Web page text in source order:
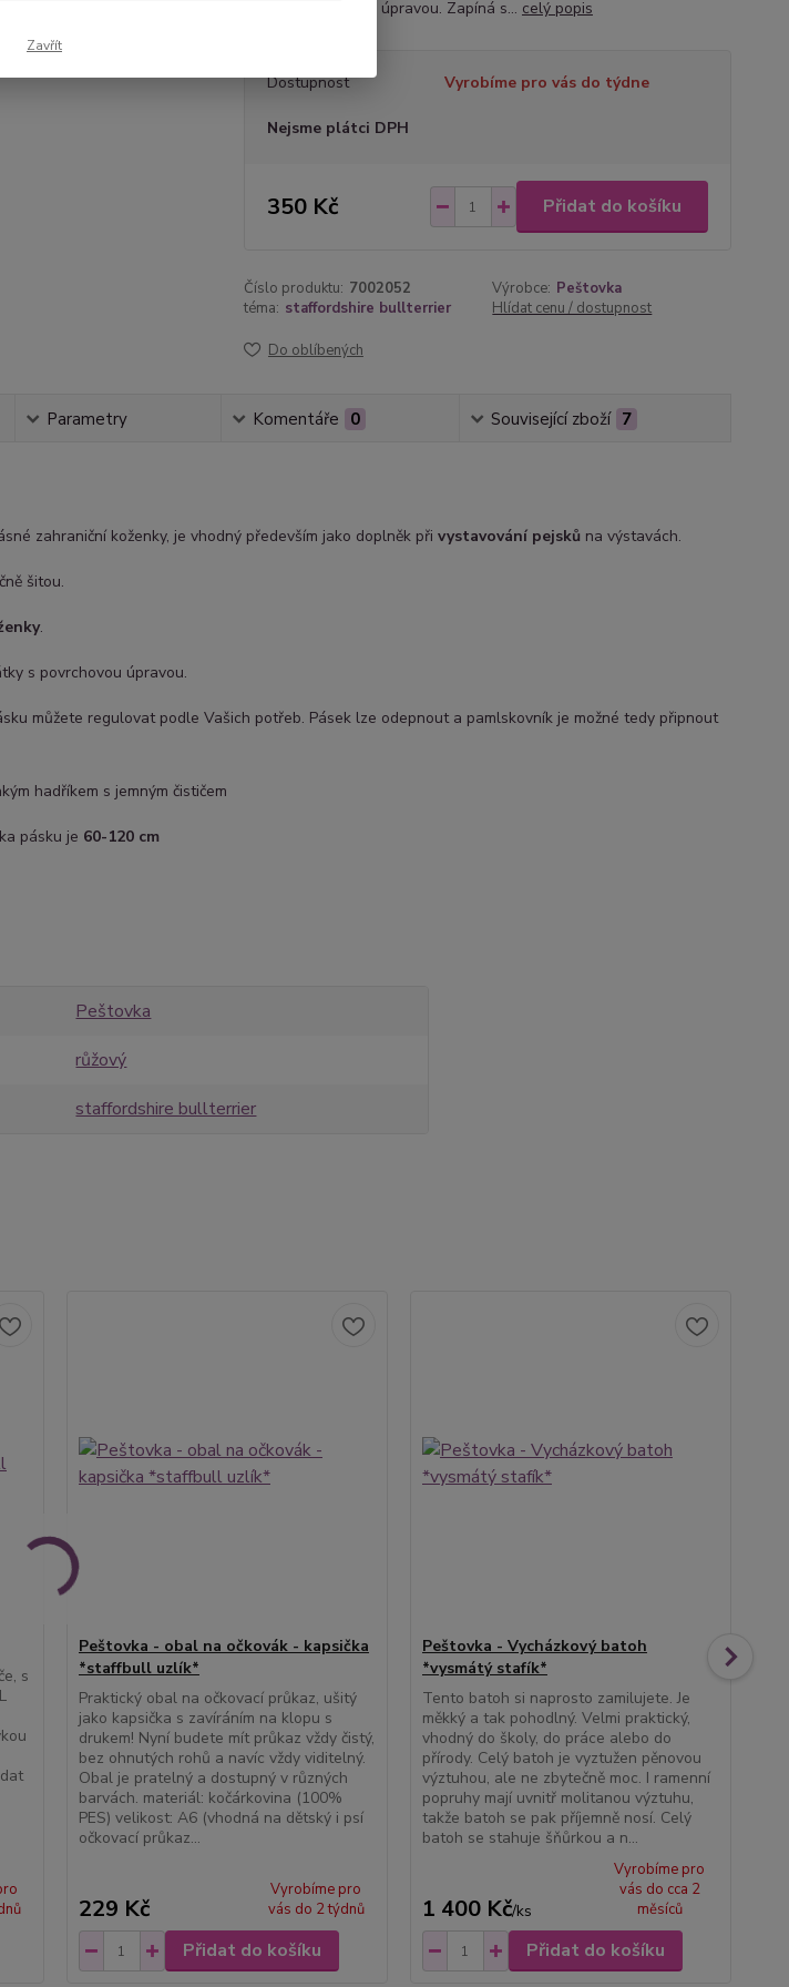
látky s povrchovou úpravou. Zapíná s... celý popis
Dostupnost Vyrobíme pro vás do týdne
Nejsme plátci DPH
350 Kč Přidat do košíku
Číslo produktu: 7002052 Výrobce: Peštovka
téma: staffordshire bullterrier Hlídat cenu / dostupnost
Do oblíbených
Parametry Komentáře 0 Související zboží 7
zahraniční koženky, je vhodný především jako doplněk při vystavování pejsků na výstavách.
šitou.
.
s povrchovou úpravou.
můžete regulovat podle Vašich potřeb. Pásek lze odepnout a pamlskovník je možné tedy připnout
hadříkem s jemným čističem
pásku je 60-120 cm
Peštovka
růžový
staffordshire bullterrier
s
Peštovka - obal na očkovák - kapsička
*staffbull uzlík*
Praktický obal na očkovací průkaz, ušitý
jako kapsička s zavíráním na klopu s
drukem! Nyní budete mít průkaz vždy čistý,
bez ohnutých rohů a navíc vždy viditelný.
Obal je pratelný a dostupný v různých
barvách. materiál: kočárkovina (100%
PES) velikost: A6 (vhodná na dětský i psí
očkovací průkaz...
229 Kč
Vyrobíme pro
vás do 2 týdnů
Přidat do košíku
Peštovka - Vycházkový batoh
*vysmátý stafík*
Tento batoh si naprosto zamilujete. Je
měkký a tak pohodlný. Velmi praktický,
vhodný do školy, do práce alebo do
přírody. Celý batoh je vyztužen pěnovou
výztuhou, ale ne zbytečně moc. I ramenní
popruhy mají uvnitř molitanou výztuhu,
takže batoh se pak příjemně nosí. Celý
batoh se stahuje šňůrkou a n...
1 400 Kč/ks
Vyrobíme pro
vás do cca 2
měsíců
Přidat do košíku
Zavřít